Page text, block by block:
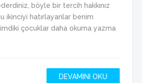
böyle bir tercih hakkınız
ikinciyi hatırlayanlar benim
çocuklar daha okuma yazma
DEVAMINI OKU